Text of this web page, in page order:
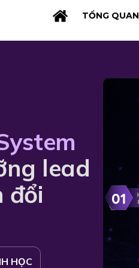
TỔNG QUAN
HỌC
lead
đổi